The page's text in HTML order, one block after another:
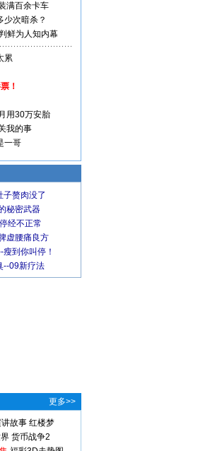
满百余卡车
少次暗杀？
鲜为人知内幕
累
！
用30万安胎
我的事
一哥
子赘肉没了
秘密武器
经不正常
虚腰痛良方
到你叫停！
--09新疗法
更多>>
故事 红楼梦
货币战争2